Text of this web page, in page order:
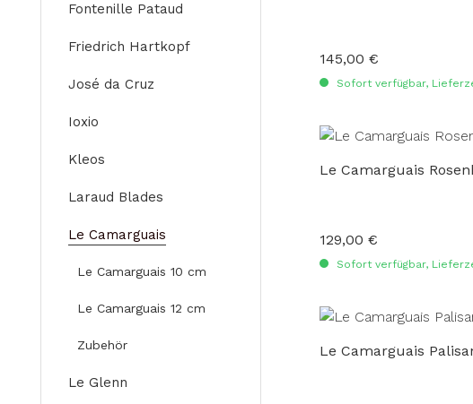
Fontenille Pataud
Friedrich Hartkopf
José da Cruz
Ioxio
Kleos
Laraud Blades
Le Camarguais
Le Camarguais 10 cm
Le Camarguais 12 cm
Zubehör
Le Glenn
Regulärer Preis:
145,00 €
Sofort verfügbar,
Le Camarguais
Regulärer Preis:
129,00 €
Sofort verfügbar,
Le Camarguais